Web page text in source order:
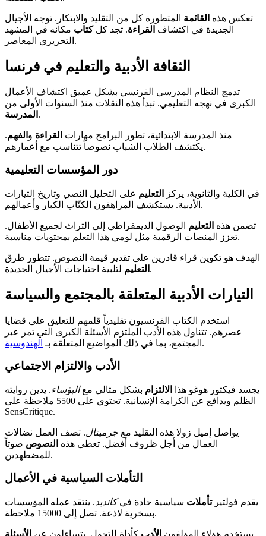
تعكس هذه القائمة المتطورة كل من التقليد والابتكار. توجه الأجيال
الجديدة في اكتشاف القراءة. تجد كلكتاب مكانه في المشهد
التحريري المعاصر.
الثقافة الأدبية والتعليم في فرنسا
تدمج النظام المدرسي الفرنسي بشكل عميق اكتشاف الأعمال
الكبرى في نهجه التعليمي. تبدأ هذه النقلات منذ السنوات الأولى من
المدرسة .
منذ المدرسة الابتدائية، تطور البرامج مهارات القراءة و الفهم.
يكتشف الطلاب الشباب نصوصاً تتناسب مع أعمارهم.
دور المؤسسات التعليمية
في الكلية والثانوية، يركز التعليم على التحليل النصي وتاريخ التيارات
الأدبية. يستكشف المراهقون الكتّاب الكبار وأعمالهم.
تضمن هذه التعليم الوصول الديمقراطي إلى التراث لجميع الأطفال.
تعزز المنصات الرقمية مثل لومي هذا التعلم بمحتويات مناسبة.
الهدف هو تكوين قراء قادرين على تقدير قيمة النصوص. تتطور طرق
التعليم لتلبية احتياجات الأجيال الجديدة.
التيارات الأدبية المتعلقة بالمجتمع والسياسة
استخدم الكتاب الفرنسيون تقليدياً قلمهم للتعليق على قضايا
عصرهم. تتناول هذه الأدب الملتزم الأسئلة الكبرى التي تمر عبر
المجتمع، بما في ذلك المواضيع المتعلقة بـ الهندوسية .
الأدب والالتزام الاجتماعي
يجسد فيكتور هوغو هذا الالتزام بشكل مثالي معالبؤساء. يدين روايته
الظلم ويدافع عن الكرامة الإنسانية. تحتوي على 5500 ملاحظة على
SensCritique.
يواصل إميل زولا هذه التقليد مع جرمينال. تصف العمل نضالات
العمال من أجل ظروف أفضل. تعطي هذه النصوص صوتاً
للمضطهدين.
التأملات السياسية في الأعمال
يقدم فولتيرتأملات سياسية حادة فيكانديد. ينتقد عمله المؤسسات
بسخرية لاذعة. تصل إلى 15000 ملاحظة.
يستخدم هؤلاء المؤلفون الأدب كأداة للتحول. يتساءلون عن الأسئلة